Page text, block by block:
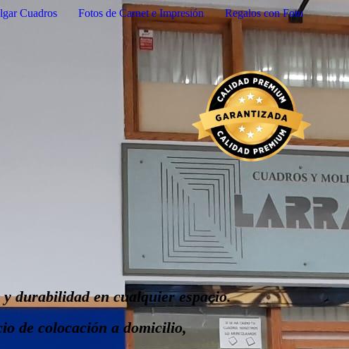
Cuadros Fotos de Carnet e Impresión Regalos con Foto
durabilidad en cualquier espacio.
de colocación a domicilio,